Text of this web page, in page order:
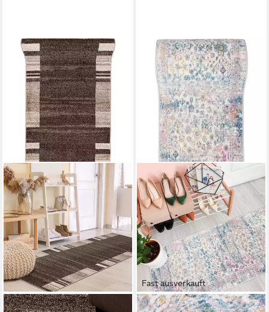
MAZOVIA
Fast ausverkauft
MAZOVIA